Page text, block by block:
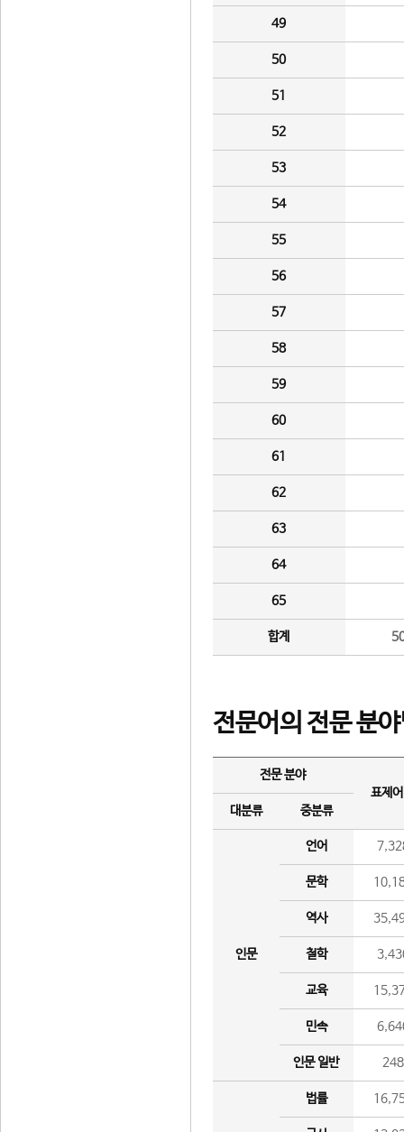
49
50
51
52
53
54
55
56
57
58
59
60
61
62
63
64
65
합계
전문어의 전문 분
전문 분야
표제
대분류
중분류
인문
언어
문학
역사
철학
교육
민속
인문 일반 248
법률